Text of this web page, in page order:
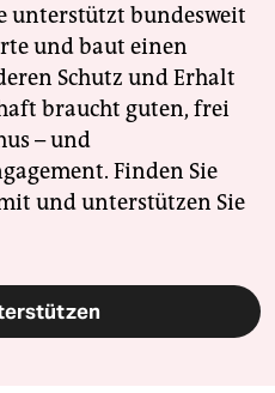
unterstützt bundesweit
und baut einen
Schutz und Erhalt
braucht guten, frei
– und
Finden Sie
und unterstützen Sie